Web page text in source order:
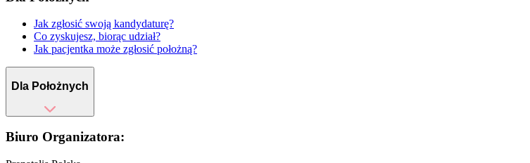
Jak zgłosić swoją kandydaturę?
Co zyskujesz, biorąc udział?
Jak pacjentka może zgłosić położną?
Dla Położnych
Biuro Organizatora: